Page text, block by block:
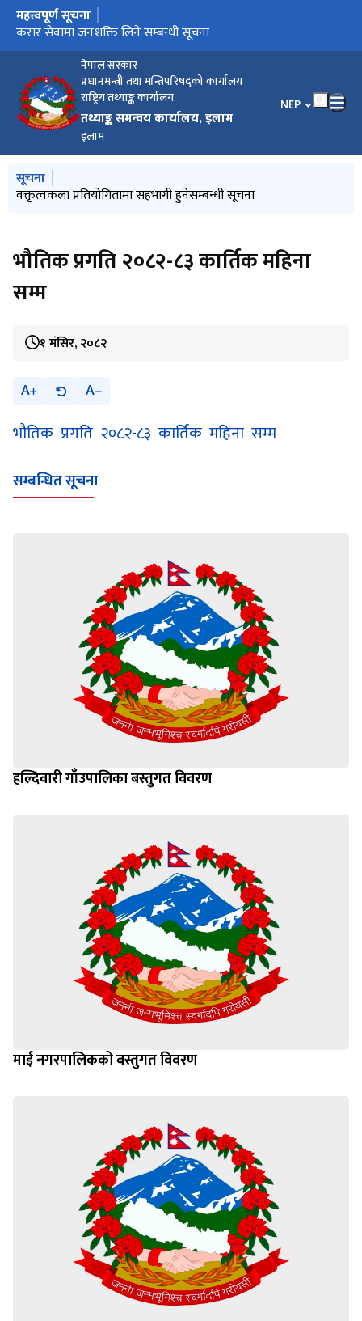
नेपाल सरकार
प्रधानमन्त्री तथा मन्त्रिपरिषद्को कार्यालय
राष्ट्रिय तथ्याङ्क कार्यालय
तथ्याङ्क समन्वय कार्यालय, इलाम
इलाम
भाषा चयन गर्नुहोस्
NEP
मुख्य नेभिगेसनमा जानुहोस्
महत्त्वपूर्ण सूचना
माई नगरपालिकको बस्तुगत विवरण
करार सेवामा जनशक्ति लिने सम्बन्धी सूचना
वक्तृत्वकला प्रतियोगितामा सहभागी हुनेसम्बन्धी सूचना
स्वतःप्रकाशन २०८१ /८२
मुख्य नेभिगेसनमा जानुहोस्
सूचना
वार्षिक प्रतिवेदन २०८१/८२
वक्तृत्वकला प्रतियोगितामा सहभागी हुनेसम्बन्धी सूचना
स्वतःप्रकाशन २०८१ /८२
सन्दकपुर गाउँपालिकाको वस्तुगत विवरण
भौतिक प्रगति २०८२-८३ कार्तिक महिना
सम्म
१ मंसिर, २०८२
A A
भौतिक प्रगति २०८२-८३ कार्तिक महिना सम्म
सम्बन्धित सूचना
हल्दिवारी गाँउपालिका बस्तुगत विवरण
माई नगरपालिकको बस्तुगत विवरण